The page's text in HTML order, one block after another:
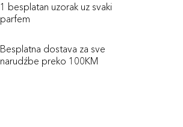
1 besplatan uzorak uz svaki
parfem
Besplatna dostava za sve
narudźbe preko 100KM